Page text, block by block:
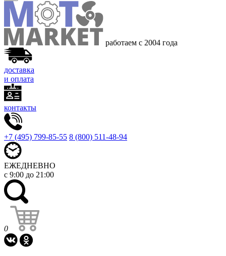
работаем с 2004 года
доставка
и оплата
контакты
+7 (495) 799-85-55 8 (800) 511-48-94
ЕЖЕДНЕВНО
с 9:00 до 21:00
0